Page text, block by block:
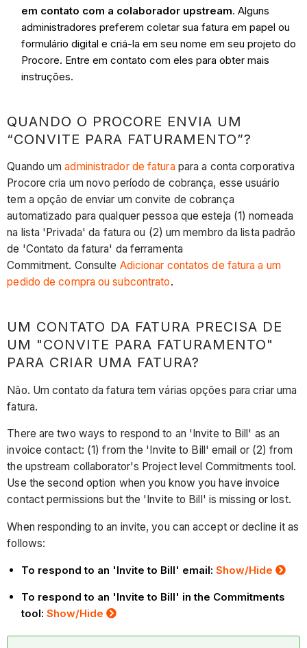
em contato com a colaborador upstream. Alguns
administradores preferem coletar sua fatura em papel ou
formulário digital e criá-la em seu nome em seu projeto do
Procore. Entre em contato com eles para obter mais
instruções.
QUANDO O PROCORE ENVIA UM
“CONVITE PARA FATURAMENTO”?
Quando umadministrador de faturapara a conta corporativa
Procore cria um novo período de cobrança, esse usuário
tem a opção de enviar um convite de cobrança
automatizado para qualquer pessoa que esteja (1) nomeada
na lista 'Privada' da fatura ou (2) um membro da lista padrão
de 'Contato da fatura' da ferramenta
Commitment. Consulte Adicionar contatos de fatura a um
pedido de compra ou subcontrato.
UM CONTATO DA FATURA PRECISA DE
UM "CONVITE PARA FATURAMENTO"
PARA CRIAR UMA FATURA?
Não. Um contato da fatura tem várias opções para criar uma
fatura.
There are two ways to respond to an 'Invite to Bill' as an
invoice contact: (1) from the 'Invite to Bill' email or (2) from
the upstream collaborator's Project level Commitments tool.
Use the second option when you know you have invoice
contact permissions but the 'Invite to Bill' is missing or lost.
When responding to an invite, you can accept or decline it as
follows:
To respond to an 'Invite to Bill' email:Show/Hide
To respond to an 'Invite to Bill' in the Commitments
tool:Show/Hide